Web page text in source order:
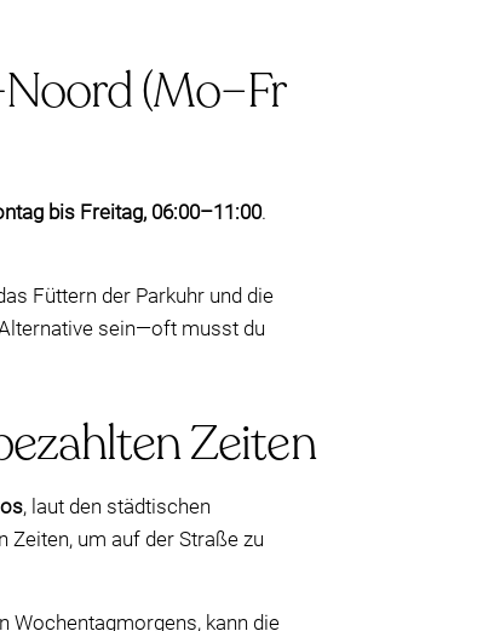
(Mo–Fr
bis Freitag, 06:00–11:00.
Füttern der Parkuhr und die
sein—oft musst du
Zeiten
, laut den städtischen
Zeiten, um auf der Straße zu
Wochentagmorgens, kann die